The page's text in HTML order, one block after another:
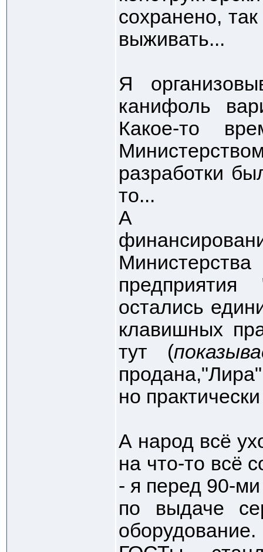
сохранено,
выживать...
Я
канифоль
Какое-то
разработки
то...
А
остались
клавишных
тут (
но
А народ всё
на что-то всё
- я перед 90-
по выдаче